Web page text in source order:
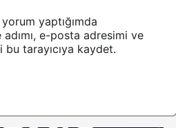
yaptığımda
adımı, e-posta adresimi ve
tarayıcıya kaydet.